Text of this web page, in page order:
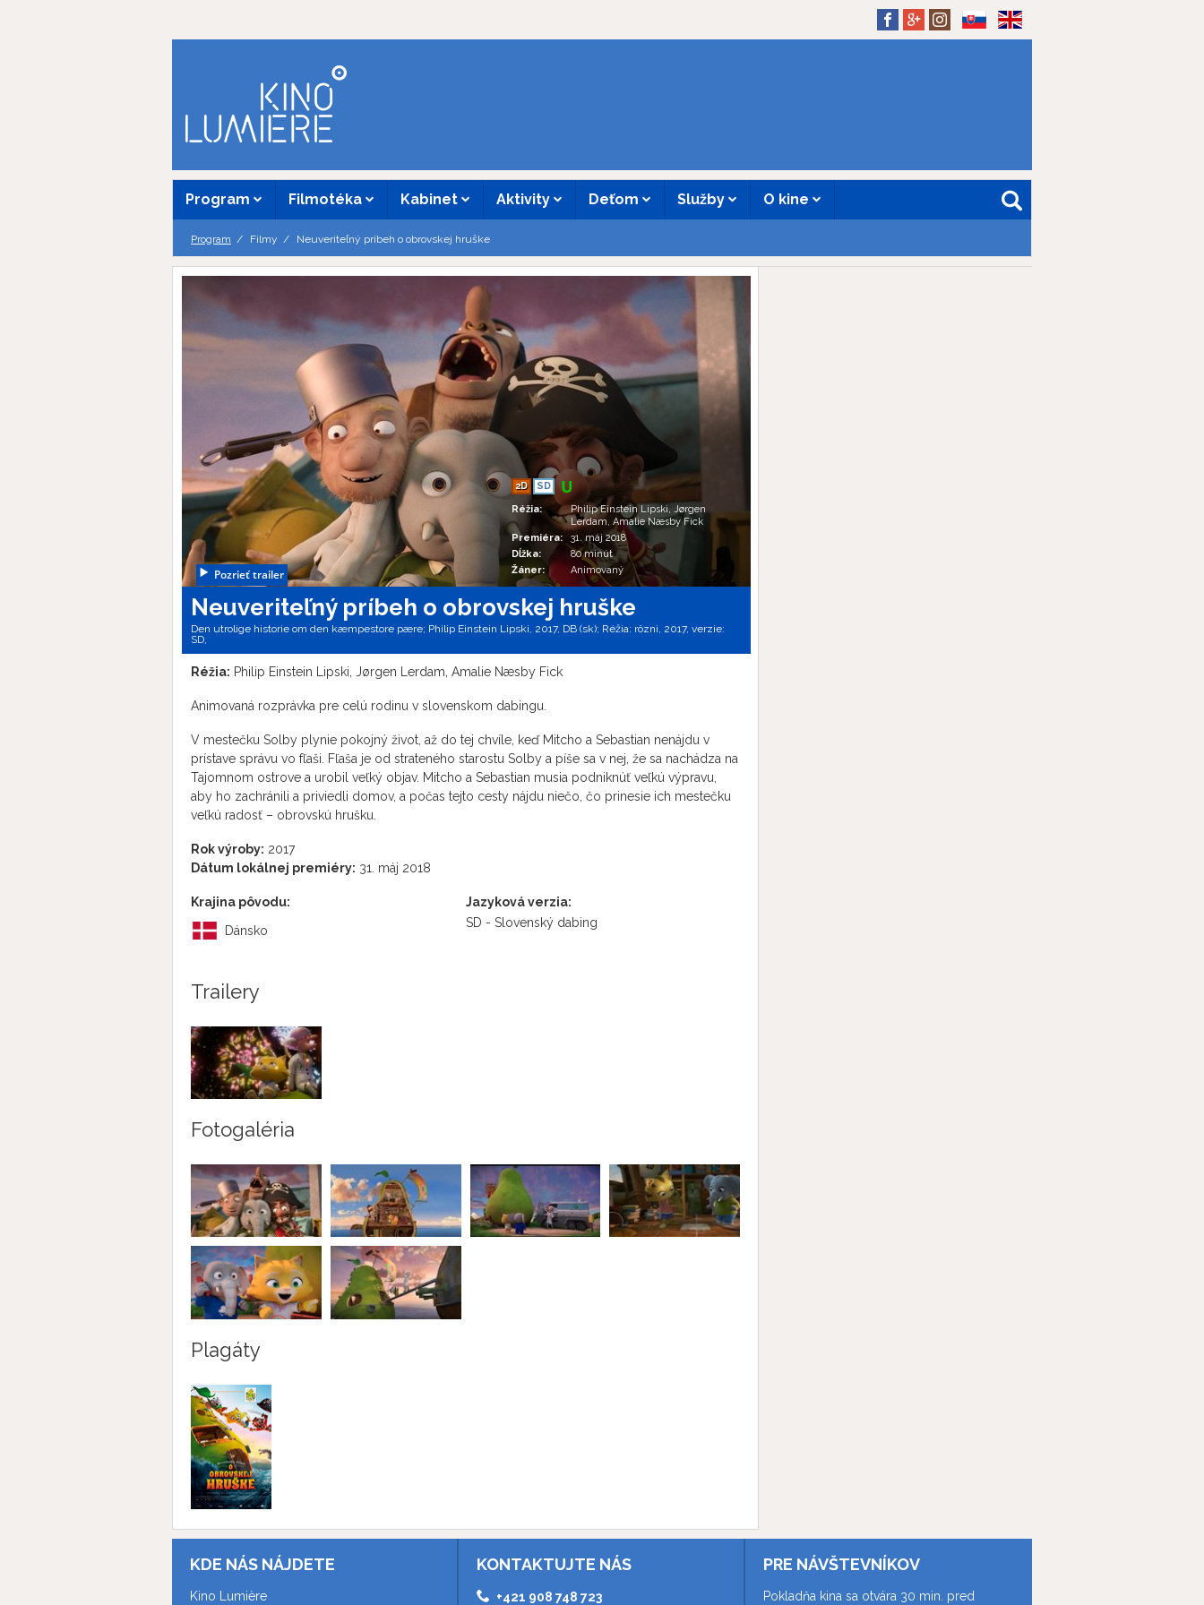
Program Filmotéka Kabinet Aktivity Deťom Služby O kine
Program Filmy Neuveriteľný príbeh o obrovskej hruške
Pozrieť trailer
2D
SD
Réžia:
Philip Einstein Lipski, Jørgen
Lerdam, Amalie Næsby Fick
Premiéra:
31. máj 2018
Dĺžka:
80 minút
Žáner:
Animovaný
Neuveriteľný príbeh o obrovskej hruške
Den utrolige historie om den kæmpestore pære; Philip Einstein Lipski, 2017, DB (sk); Réžia: rôzni, 2017, verzie:
SD,
Réžia: Philip Einstein Lipski, Jørgen Lerdam, Amalie Næsby Fick
Animovaná rozprávka pre celú rodinu v slovenskom dabingu.
V mestečku Solby plynie pokojný život, až do tej chvíle, keď Mitcho a Sebastian nenájdu v
prístave správu vo fľaši. Fľaša je od strateného starostu Solby a píše sa v nej, že sa nachádza na
Tajomnom ostrove a urobil veľký objav. Mitcho a Sebastian musia podniknúť veľkú výpravu,
aby ho zachránili a priviedli domov, a počas tejto cesty nájdu niečo, čo prinesie ich mestečku
veľkú radosť – obrovskú hrušku.
Rok výroby: 2017
Dátum lokálnej premiéry: 31. máj 2018
Krajina pôvodu:
Dánsko
Jazyková verzia:
SD - Slovenský dabing
Trailery
Fotogaléria
Plagáty
KDE NÁS NÁJDETE
Kino Lumière
KONTAKTUJTE NÁS
+421 908 748 723
PRE NÁVŠTEVNÍKOV
Pokladňa kina sa otvára 30 min. pred